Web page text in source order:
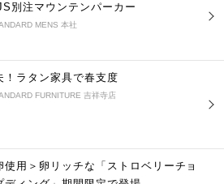
別注マウンテンパーカー
MENS 本社
！ラタン家具で春支度
FURNITURE 吉祥寺店
使用＞卵リッチな「ストロベリーチョ